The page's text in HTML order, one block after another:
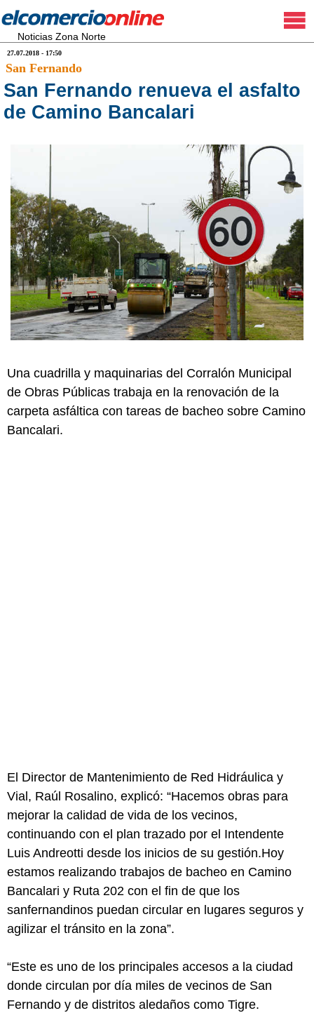
Noticias Zona Norte
27.07.2018 - 17:50
San Fernando
San Fernando renueva el asfalto
de Camino Bancalari
Una cuadrilla y maquinarias del Corralón Municipal
de Obras Públicas trabaja en la renovación de la
carpeta asfáltica con tareas de bacheo sobre Camino
Bancalari.
El Director de Mantenimiento de Red Hidráulica y
Vial, Raúl Rosalino, explicó: “Hacemos obras para
mejorar la calidad de vida de los vecinos,
continuando con el plan trazado por el Intendente
Luis Andreotti desde los inicios de su gestión.Hoy
estamos realizando trabajos de bacheo en Camino
Bancalari y Ruta 202 con el fin de que los
sanfernandinos puedan circular en lugares seguros y
agilizar el tránsito en la zona”.
“Este es uno de los principales accesos a la ciudad
donde circulan por día miles de vecinos de San
Fernando y de distritos aledaños como Tigre.